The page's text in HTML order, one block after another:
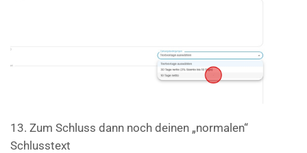
13. Zum Schluss dann noch deinen „normalen“
Schlusstext